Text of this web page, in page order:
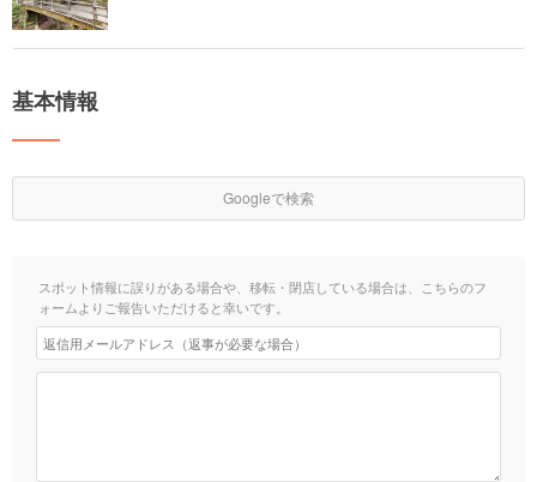
基本情報
Googleで検索
スポット情報に誤りがある場合や、移転・閉店している場合は、こちらのフ
ォームよりご報告いただけると幸いです。